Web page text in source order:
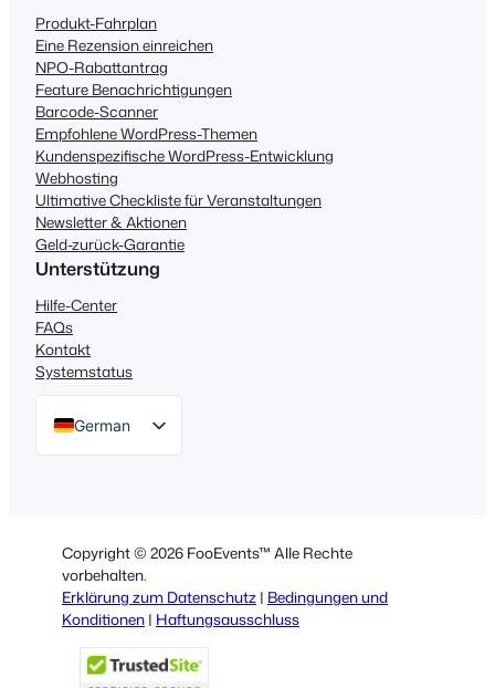
Produkt-Fahrplan
Eine Rezension einreichen
NPO-Rabattantrag
Feature Benachrichtigungen
Barcode-Scanner
Empfohlene WordPress-Themen
Kundenspezifische WordPress-Entwicklung
Webhosting
Ultimative Checkliste für Veranstaltungen
Newsletter & Aktionen
Geld-zurück-Garantie
Unterstützung
Hilfe-Center
FAQs
Kontakt
Systemstatus
German
Italian
Portuguese
French
Polish
Copyright © 2026 FooEvents™ Alle Rechte
vorbehalten.
Erklärung zum Datenschutz | Bedingungen und
Konditionen | Haftungsausschluss